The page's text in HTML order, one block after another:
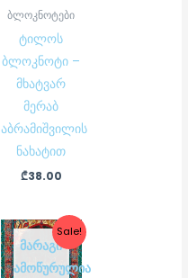
ბლოკნოტები
ტილოს
ბლოკნოტი –
მხატვარ
მერაბ
აბრამიშვილის
ნახატით
₾38.00
Sale!
ᲛᲐᲠᲐᲒᲘ
ᲐᲛᲝᲬᲣᲠᲣᲚᲘᲐ
Original
price
was:
₾85.00.
Current
price
is:
₾75.00.